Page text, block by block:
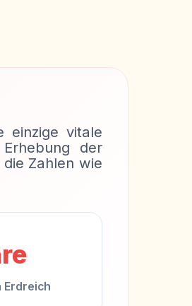
einzige vitale
der
Zahlen wie
Erdreich